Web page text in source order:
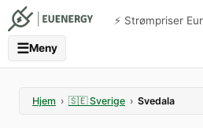
⚡️ Strømpriser
☰Meny
Hjem › 🇸🇪 Sverige › Svedala